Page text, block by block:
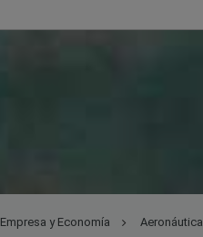
Empresa y Economía Aeronáutica